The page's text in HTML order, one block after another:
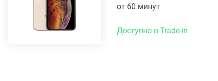
от 60 минут
Доступно в Trade-in